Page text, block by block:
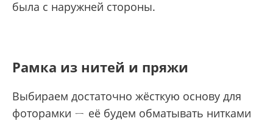
была с наружней стороны.
Рамка из нитей и пряжи
Выбираем достаточно жёсткую основу для
фоторамки ㄧ её будем обматывать нитками